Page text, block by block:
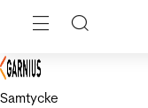
Samtycke